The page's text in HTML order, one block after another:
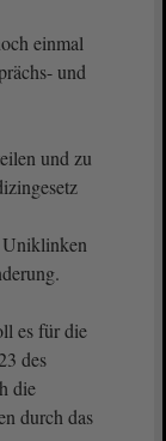
einmal
und
und zu
Uniklinken
es für die
des
die
durch das